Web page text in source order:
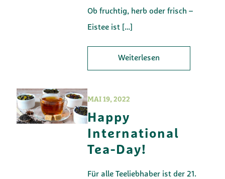
Ob fruchtig, herb oder frisch –
Eistee ist […]
Weiterlesen
MAI 19, 2022
Happy
International
Tea-Day!
Für alle Teeliebhaber ist der 21.